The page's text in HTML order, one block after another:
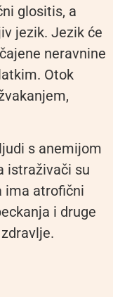
glositis, a
jezik. Jezik će
neravnine
Otok
s anemijom
istraživači su
ima atrofični
i druge